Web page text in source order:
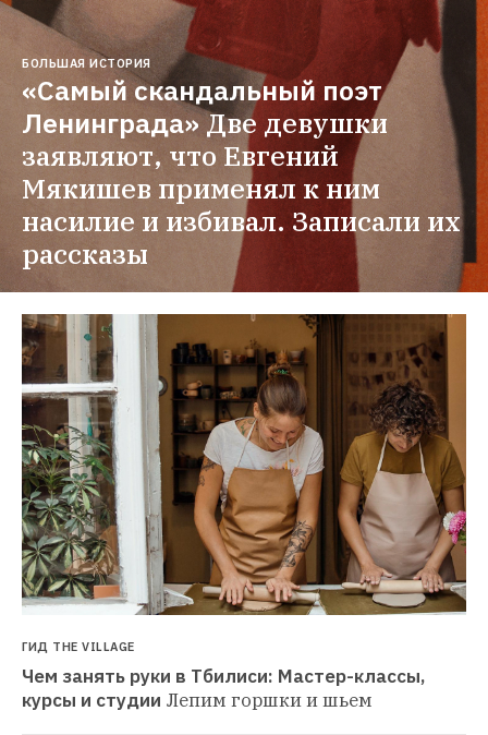
БОЛЬШАЯ ИСТОРИЯ
«Самый скандальный поэт
Ленинграда»Две девушки
заявляют, что Евгений
Мякишев применял к ним
насилие и избивал. Записали их
рассказы
ГИД THE VILLAGE
Чем занять руки в Тбилиси: Мастер-классы,
курсы и студии Лепим горшки и шьем